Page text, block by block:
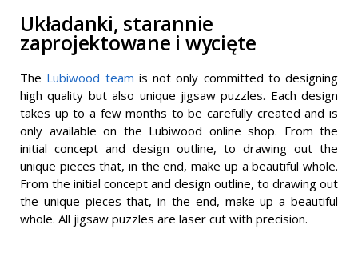
Układanki, starannie
zaprojektowane i wycięte
The Lubiwood team is not only committed to designing
high quality but also unique jigsaw puzzles. Each design
takes up to a few months to be carefully created and is
only available on the Lubiwood online shop. From the
initial concept and design outline, to drawing out the
unique pieces that, in the end, make up a beautiful whole.
From the initial concept and design outline, to drawing out
the unique pieces that, in the end, make up a beautiful
whole. All jigsaw puzzles are laser cut with precision.